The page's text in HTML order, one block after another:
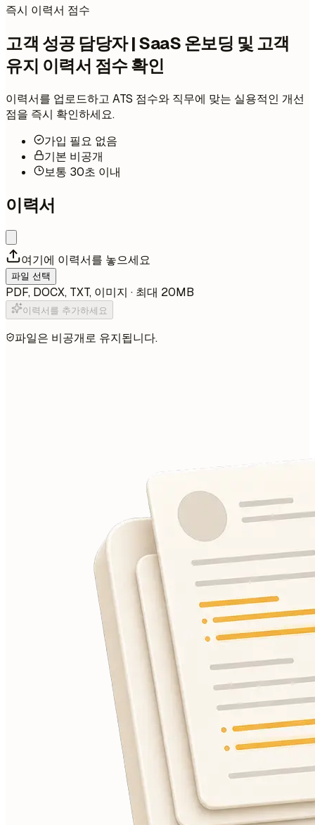
즉시 이력서 점수
고객 성공 담당자 | SaaS 온보딩 및 고객
유지 이력서 점수 확인
이력서를 업로드하고 ATS 점수와 직무에 맞는 실용적인 개선
점을 즉시 확인하세요.
가입 필요 없음
기본 비공개
보통 30초 이내
이력서
여기에 이력서를 놓으세요
파일 선택
PDF, DOCX, TXT, 이미지 · 최대 20MB
이력서를 추가하세요
파일은 비공개로 유지됩니다.